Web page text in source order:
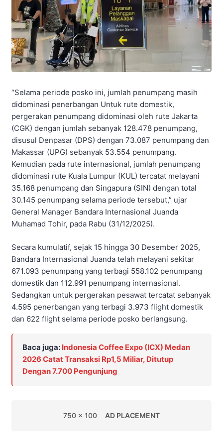
“Selama periode posko ini, jumlah penumpang masih
didominasi penerbangan Untuk rute domestik,
pergerakan penumpang didominasi oleh rute Jakarta
(CGK) dengan jumlah sebanyak 128.478 penumpang,
disusul Denpasar (DPS) dengan 73.087 penumpang dan
Makassar (UPG) sebanyak 53.554 penumpang.
Kemudian pada rute internasional, jumlah penumpang
didominasi rute Kuala Lumpur (KUL) tercatat melayani
35.168 penumpang dan Singapura (SIN) dengan total
30.145 penumpang selama periode tersebut,” ujar
General Manager Bandara Internasional Juanda
Muhamad Tohir, pada Rabu (31/12/2025).
Secara kumulatif, sejak 15 hingga 30 Desember 2025,
Bandara Internasional Juanda telah melayani sekitar
671.093 penumpang yang terbagi 558.102 penumpang
domestik dan 112.991 penumpang internasional.
Sedangkan untuk pergerakan pesawat tercatat sebanyak
4.595 penerbangan yang terbagi 3.973 flight domestik
dan 622 flight selama periode posko berlangsung.
Baca juga: Indonesia Coffee Expo (ICX) Medan
2026 Catat Transaksi Rp1,5 Miliar, Ditutup
Dengan 7.700 Pengunjung
750 x 100 AD PLACEMENT